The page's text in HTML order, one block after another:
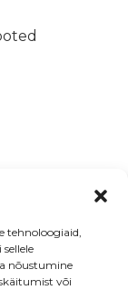
tehnoloogiaid,
nõustumine
või
&
&